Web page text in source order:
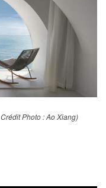
Crédit Photo : Ao Xiang)